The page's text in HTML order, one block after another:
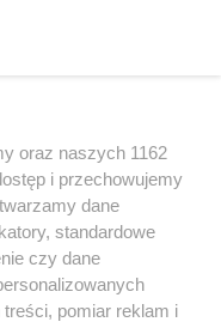
koncert z okazji
20. urodzin portalu
wSzczecinie.pl
konkursów
śniadaniówka "Hej
Jest piątek!"
oraz naszych 1162
i przechowujemy
dane
standardowe
czy dane
pomiar reklam i